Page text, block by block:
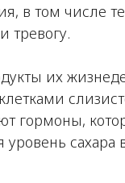
в том числе
тревогу.
их
гормоны,
сахара